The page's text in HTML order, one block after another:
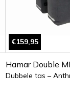
€159,95
Hamar Double
Dubbele tas –